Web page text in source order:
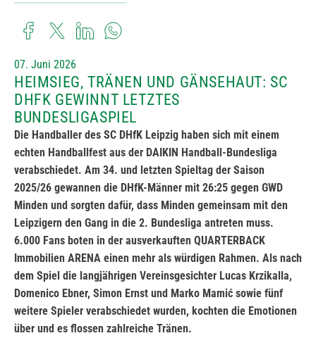
07. Juni 2026
HEIMSIEG, TRÄNEN UND GÄNSEHAUT: SC
DHFK GEWINNT LETZTES
BUNDESLIGASPIEL
Die Handballer des SC DHfK Leipzig haben sich mit einem
echten Handballfest aus der DAIKIN Handball-Bundesliga
verabschiedet. Am 34. und letzten Spieltag der Saison
2025/26 gewannen die DHfK-Männer mit 26:25 gegen GWD
Minden und sorgten dafür, dass Minden gemeinsam mit den
Leipzigern den Gang in die 2. Bundesliga antreten muss.
6.000 Fans boten in der ausverkauften QUARTERBACK
Immobilien ARENA einen mehr als würdigen Rahmen. Als nach
dem Spiel die langjährigen Vereinsgesichter Lucas Krzikalla,
Domenico Ebner, Simon Ernst und Marko Mamić sowie fünf
weitere Spieler verabschiedet wurden, kochten die Emotionen
über und es flossen zahlreiche Tränen.